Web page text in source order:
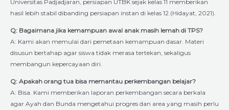
Universitas Padjadjaran, persiapan UTBK sejak kelas 11 memberikan
hasil lebih stabil dibanding persiapan instan di kelas 12 (Hidayat, 2021).
Q: Bagaimana jika kemampuan awal anak masih lemah di TPS?
A: Kami akan memulai dari pemetaan kemampuan dasar. Materi
disusun bertahap agar siswa tidak merasa tertekan, sekaligus
membangun kepercayaan diri.
Q: Apakah orang tua bisa memantau perkembangan belajar?
A: Bisa. Kami memberikan laporan perkembangan secara berkala
agar Ayah dan Bunda mengetahui progres dan area yang masih perlu